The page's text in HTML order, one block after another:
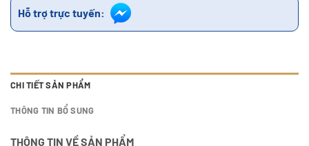
Hỗ trợ trực tuyến:
CHI TIẾT SẢN PHẨM
THÔNG TIN BỔ SUNG
THÔNG TIN VỀ SẢN PHẨM